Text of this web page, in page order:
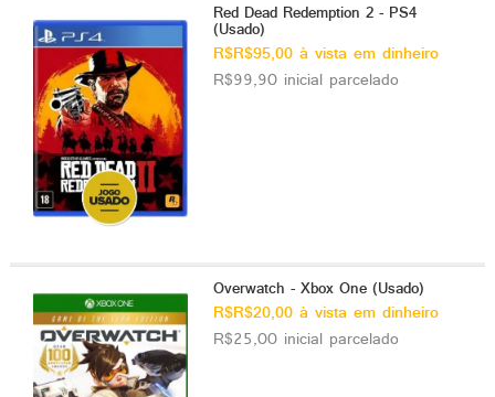
Red Dead Redemption 2 - PS4
(Usado)
R$R$95,00 à vista em dinheiro
R$99,90 inicial parcelado
Overwatch - Xbox One (Usado)
R$R$20,00 à vista em dinheiro
R$25,00 inicial parcelado